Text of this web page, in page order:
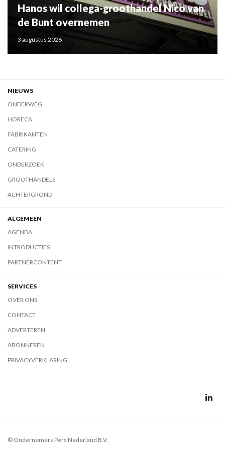
Hanos wil collega-groothandel Nico van
de Bunt overnemen
3 augustus 2026
NIEUWS
ONDERWEG
HORECA
FABRIKANTEN
CATERING
ONDERZOEK
GROOTHANDELS
ACHTERGROND
ALGEMEEN
AGENDA
INTRODUCTIES
PARTNERCONTENT
SERVICES
OVER ONS
CONTACT
ADVERTEREN
ABONNEREN
PRIVACYVERKLARING
© Ondernemers Pers Nederland B.V.